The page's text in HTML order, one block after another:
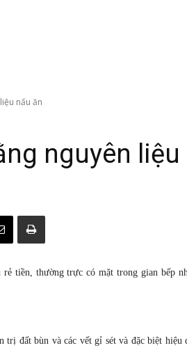
nấu ăn
nguyên liệu
tiền, thường trực có mặt trong gian bếp
đất bùn và các vết gỉ sét và đặc biệt hiệu